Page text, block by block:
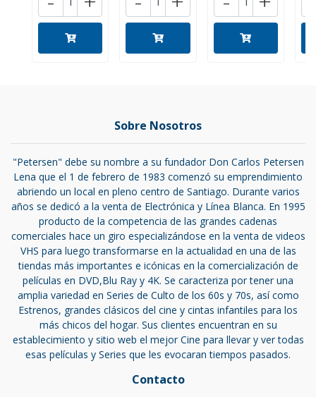
Sobre Nosotros
"Petersen" debe su nombre a su fundador Don Carlos Petersen
Lena que el 1 de febrero de 1983 comenzó su emprendimiento
abriendo un local en pleno centro de Santiago. Durante varios
años se dedicó a la venta de Electrónica y Línea Blanca. En 1995
producto de la competencia de las grandes cadenas
comerciales hace un giro especializándose en la venta de videos
VHS para luego transformarse en la actualidad en una de las
tiendas más importantes e icónicas en la comercialización de
películas en DVD,Blu Ray y 4K. Se caracteriza por tener una
amplia variedad en Series de Culto de los 60s y 70s, así como
Estrenos, grandes clásicos del cine y cintas infantiles para los
más chicos del hogar. Sus clientes encuentran en su
establecimiento y sitio web el mejor Cine para llevar y ver todas
esas películas y Series que les evocaran tiempos pasados.
Contacto